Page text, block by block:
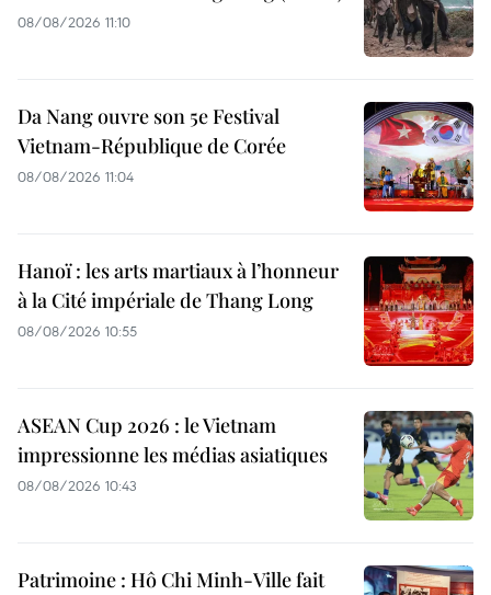
08/08/2026 11:10
Da Nang ouvre son 5e Festival
Vietnam-République de Corée
08/08/2026 11:04
Hanoï : les arts martiaux à l’honneur
à la Cité impériale de Thang Long
08/08/2026 10:55
ASEAN Cup 2026 : le Vietnam
impressionne les médias asiatiques
08/08/2026 10:43
Patrimoine : Hô Chi Minh-Ville fait